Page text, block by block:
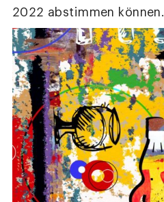
2022 abstimmen können.